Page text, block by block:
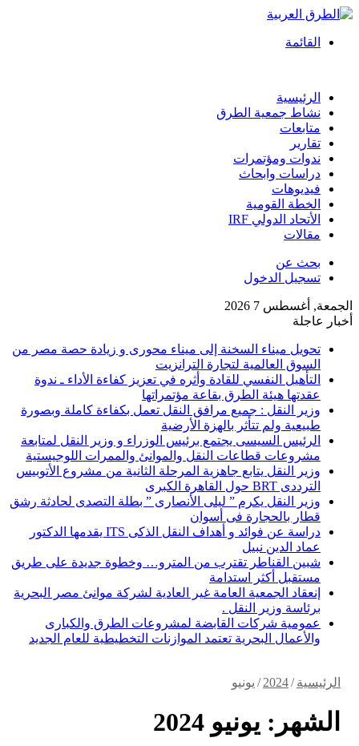
القائمة
الرئيسية
نشاط جمعية الطرق
متابعات
تقارير
ندوات ومؤتمرات
دراسات وابحاث
فيديوهات
الخطة القومية
الأتحاد الدولي IRF
مقالات
بحث عن
تسجيل الدخول
الجمعة, أغسطس 7 2026
أخبار عاجلة
تحويل ميناء السخنة إلى ميناء محورى و زيادة حصة مصر من
السوق العالمية لتجارة الترانزيت
التأهيل النفسي للقادة وأثره في تعزيز كفاءة الأداء ـ ندوة
عقدتها هيئة الطرق بقاعة مؤتمراتها
وزير النقل : جميع مرافق النقل تعمل بكفاءة كاملة وبصورة
طبيعية ولم تتأثر بالهزة الأرضية
الرئيس السيسى يجتمع برئيس الوزراء و وزير النقل لمتابعة
مشروعات قطاعات النقل والموانئ والممرات اللوجيستية
وزير النقل يتابع جاهزية المرحلة الثانية من مشروع الأتوبيس
الترددى BRT حول القاهرة الكبرى
وزير النقل يكرم ” ليلى الأنصارى ” بطلة التصدى لحادثة رشق
قطار بالحجارة فى أسوان
دراسة عن فوائد و أهداف النقل الذكى ITS يقدمها الدكتور
عماد الدين نبيل
شبين القناطر تقترب من المترو… وخطوة جديدة على طريق
مستقبل أكثر استدامة
إنعقاد الجمعية العامة غير العادية لشركة موانئ مصر البحرية
برئاسة وزير النقل .
عمومية شركات القابضة لمشروعات الطرق والكبارى
والأعمال البحرية تعتمد الموازنات التخطيطية للعام الجديد
الرئيسية /
2024
/ يونيو
الشهر: يونيو 2024